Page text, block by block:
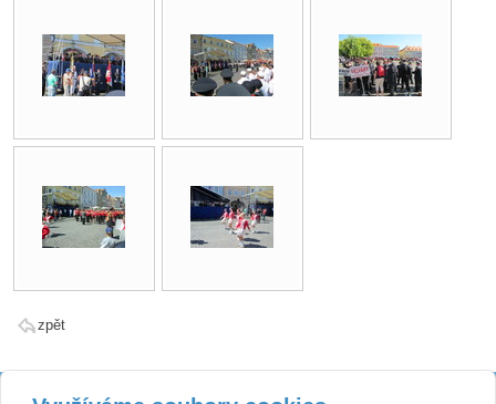
zpět
Kontakt